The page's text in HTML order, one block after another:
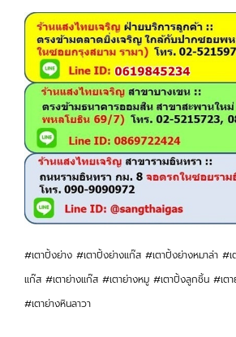
#เตาปิ้งย่าง #เตาปิ้งย่างแก๊ส #เตาปิ้งย่างหมาล่า #
แก๊ส #เตาย่างแก๊ส #เตาย่างหมู #เตาปิ้งลูกชิ้น #เต
#เตาย่างหินลาวา